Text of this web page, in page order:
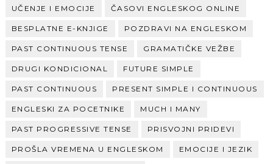
UČENJE I EMOCIJE ČASOVI ENGLESKOG ONLINE
BESPLATNE E-KNJIGE POZDRAVI NA ENGLESKOM
PAST CONTINUOUS TENSE GRAMATIČKE VEŽBE
DRUGI KONDICIONAL FUTURE SIMPLE
PAST CONTINUOUS PRESENT SIMPLE I CONTINUOUS
ENGLESKI ZA POCETNIKE MUCH I MANY
PAST PROGRESSIVE TENSE PRISVOJNI PRIDEVI
PROŠLA VREMENA U ENGLESKOM EMOCIJE I JEZIK